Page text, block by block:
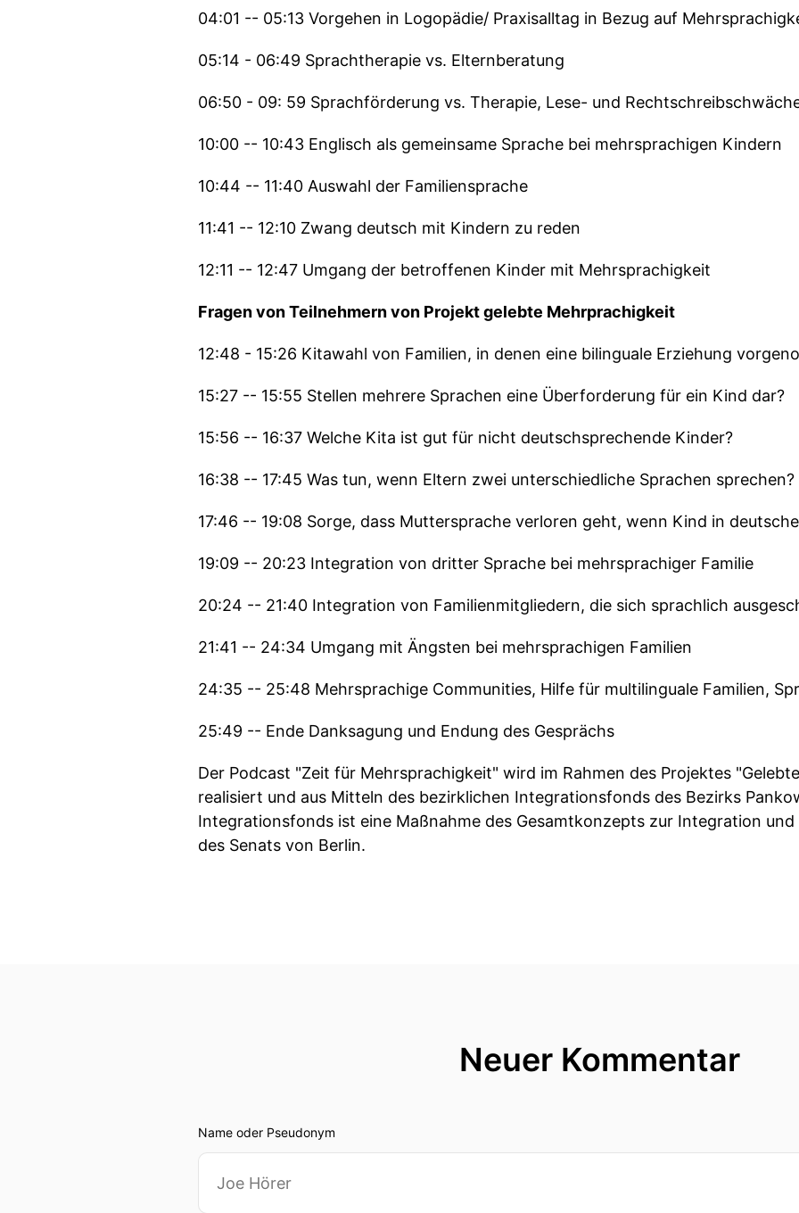
04:01 -- 05:13 Vorgehen in Logopädie/ Praxisalltag in Bezug auf
05:14 - 06:49 Sprachtherapie vs. Elternberatung
06:50 - 09: 59 Sprachförderung vs. Therapie, Lese- und
10:00 -- 10:43 Englisch als gemeinsame Sprache bei mehrsprachigen Kindern
10:44 -- 11:40 Auswahl der Familiensprache
11:41 -- 12:10 Zwang deutsch mit Kindern zu reden
12:11 -- 12:47 Umgang der betroffenen Kinder mit Mehrsprachigkeit
Fragen von Teilnehmern von Projekt gelebte Mehrprachigkeit
12:48 - 15:26 Kitawahl von Familien, in denen eine bilinguale Erziehung
15:27 -- 15:55 Stellen mehrere Sprachen eine Überforderung für ein Kind dar?
15:56 -- 16:37 Welche Kita ist gut für nicht deutschsprechende Kinder?
16:38 -- 17:45 Was tun, wenn Eltern zwei unterschiedliche Sprachen
17:46 -- 19:08 Sorge, dass Muttersprache verloren geht, wenn Kind in
19:09 -- 20:23 Integration von dritter Sprache bei mehrsprachiger Familie
20:24 -- 21:40 Integration von Familienmitgliedern, die sich sprachlich
21:41 -- 24:34 Umgang mit Ängsten bei mehrsprachigen Familien
24:35 -- 25:48 Mehrsprachige Communities, Hilfe für multilinguale Familien,
25:49 -- Ende Danksagung und Endung des Gesprächs
Der Podcast "Zeit für Mehrsprachigkeit" wird im Rahmen des Projektes
realisiert und aus Mitteln des bezirklichen Integrationsfonds des Bezirks
Integrationsfonds ist eine Maßnahme des Gesamtkonzepts zur Integration
des Senats von Berlin.
Neuer Kommentar
Name oder Pseudonym